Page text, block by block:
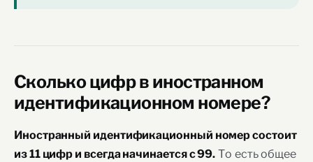
Сколько цифр в иностранном
идентификационном номере?
Иностранный идентификационный номер состоит
из 11 цифр и всегда начинается с 99. То есть общее